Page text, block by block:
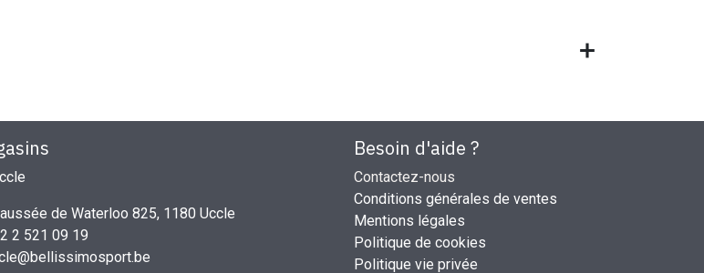
Besoin d'aide ?
Contactez-nous
Conditions générales de ventes
Mentions légales
Politique de cookies
Politique vie privée
de Waterloo 825, 1180 Uccle
2 521 09 19